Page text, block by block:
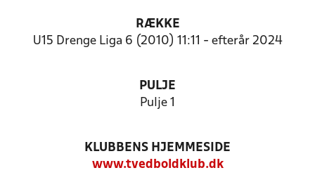
RÆKKE
U15 Drenge Liga 6 (2010) 11:11 - efterår 2024
PULJE
Pulje 1
KLUBBENS HJEMMESIDE
www.tvedboldklub.dk